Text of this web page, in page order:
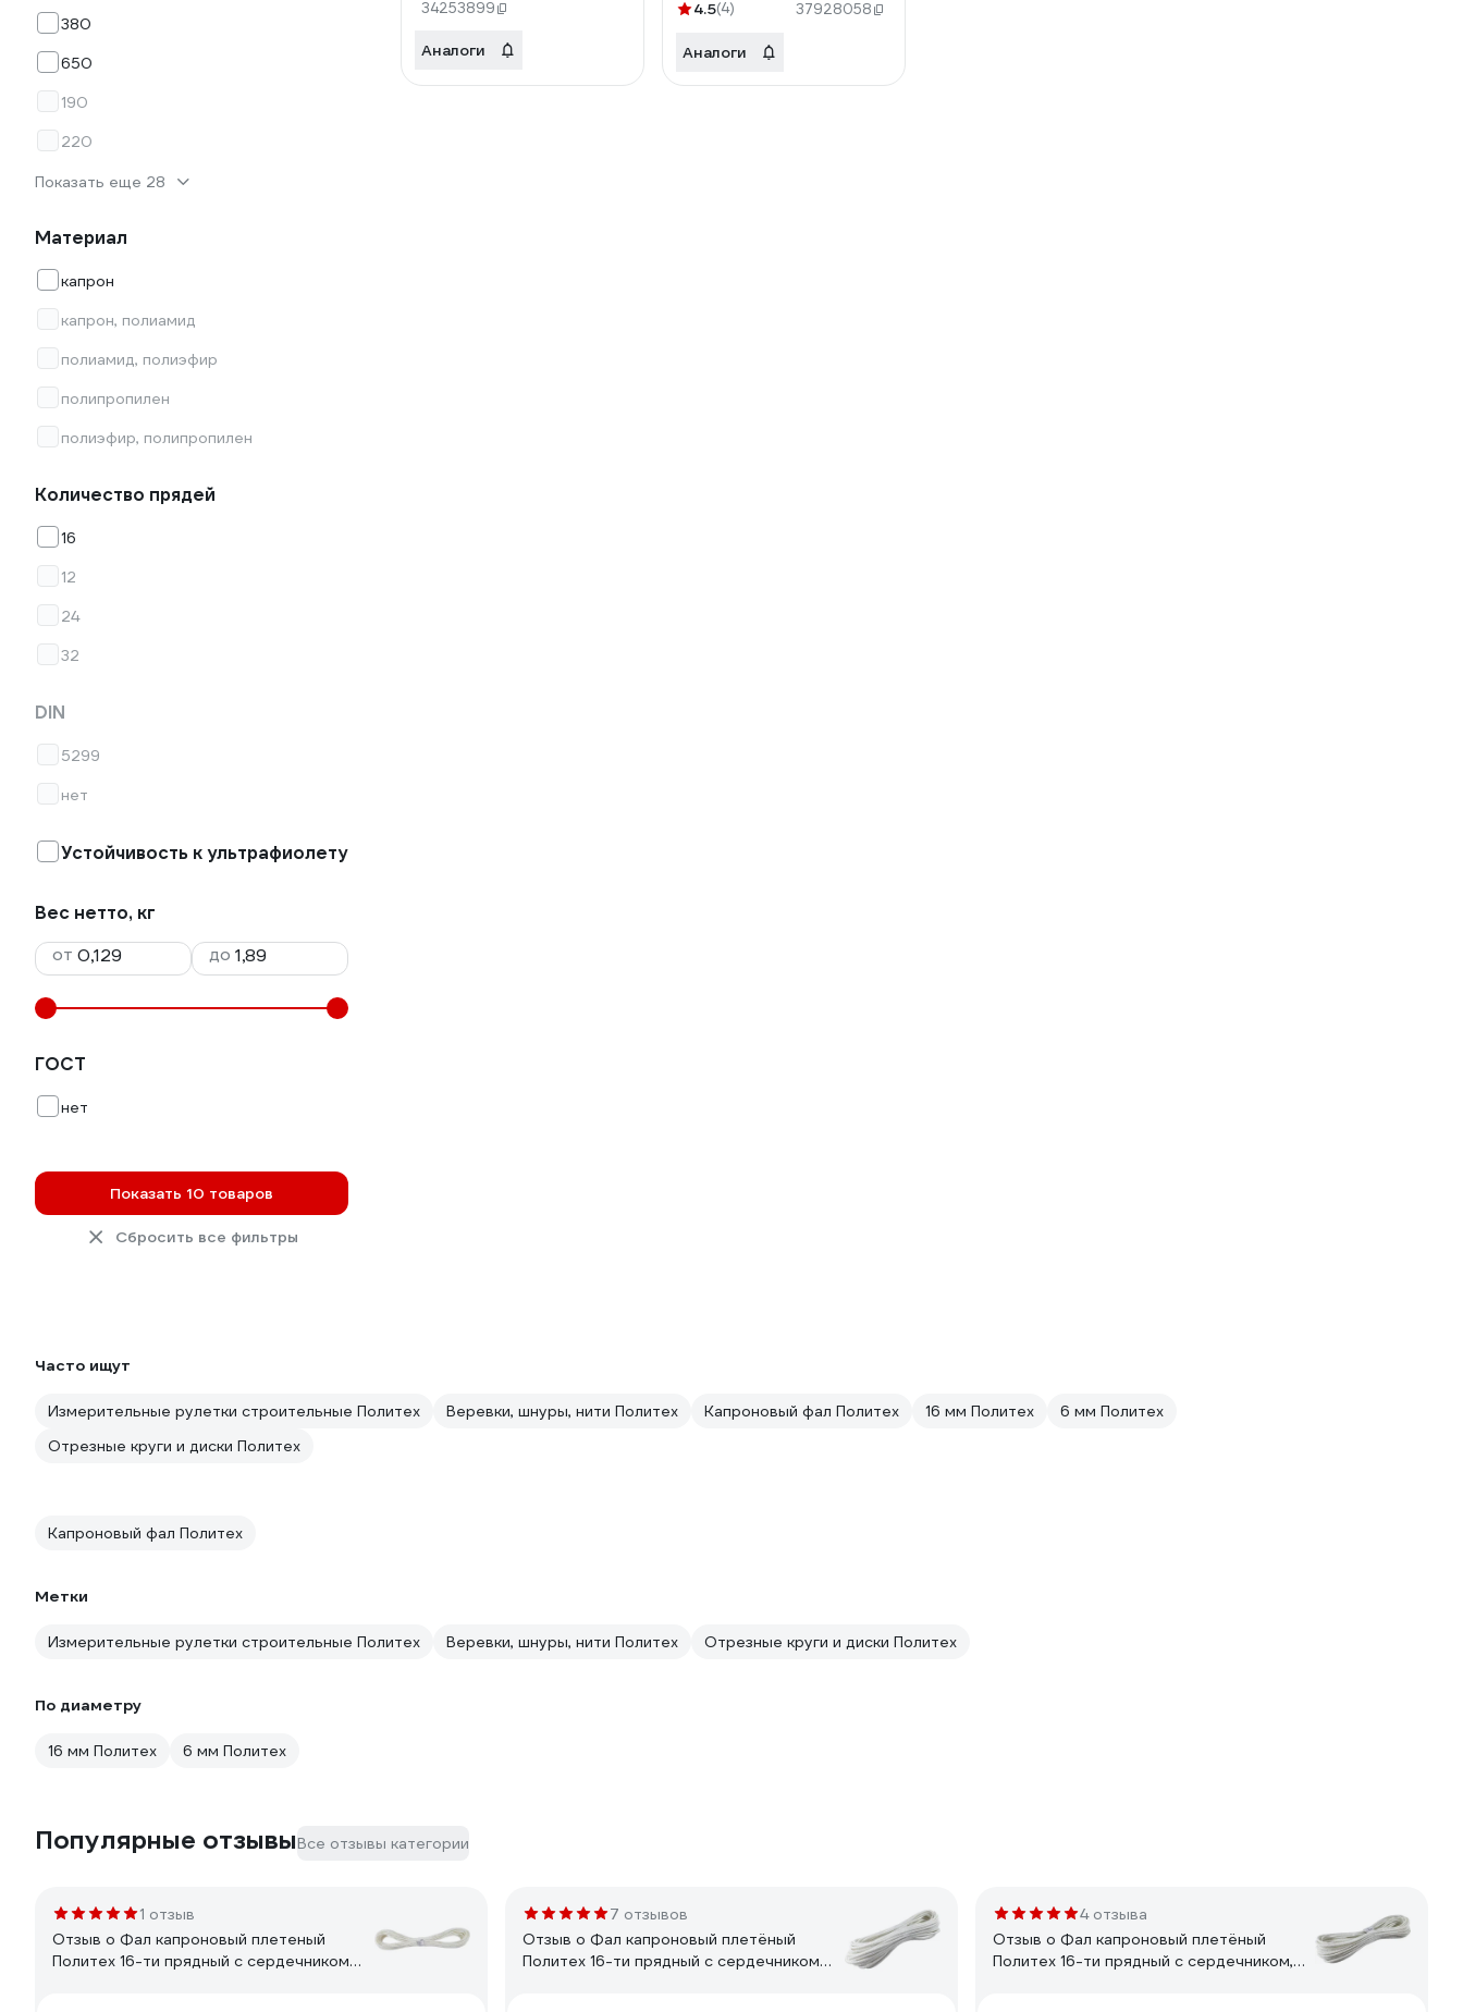
380
650
190
220
Показать еще 28
Материал
капрон
капрон, полиамид
полиамид, полиэфир
полипропилен
полиэфир, полипропилен
Количество прядей
16
12
24
32
DIN
5299
нет
Устойчивость к ультрафиолету
Вес нетто, кг
от
до
ГОСТ
нет
Показать 10 товаров
Сбросить все фильтры
1000 кгс 8001750
34253899
Аналоги
1300кгс 8001760
4.5(4) 37928058
Аналоги
Часто ищут
Измерительные рулетки строительные Политех Веревки, шнуры, нити Политех Капроновый фал Политех 16 мм Политех
6 мм Политех
Отрезные круги и диски Политех
Капроновый фал Политех
Метки
Измерительные рулетки строительные Политех Веревки, шнуры, нити Политех Отрезные круги и диски Политех
По диаметру
16 мм Политех 6 мм Политех
Популярные отзывыВсе отзывы категории
1 отзыв
Отзыв о Фал капроновый плетеный
Политех 16-ти прядный с сердечником
7 отзывов
Отзыв о Фал капроновый плетёный
Политех 16-ти прядный с сердечником
4 отзыва
Отзыв о Фал капроновый плетёный
Политех 16-ти прядный с сердечником,